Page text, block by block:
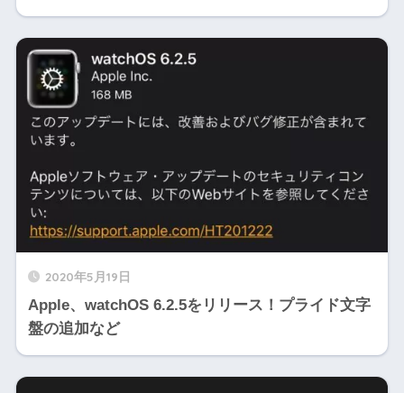
2020年5月19日
Apple、watchOS 6.2.5をリリース！プライド文字
盤の追加など